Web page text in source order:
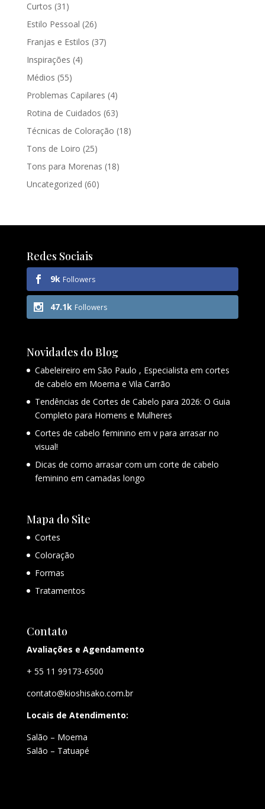
Curtos (31)
Estilo Pessoal (26)
Franjas e Estilos (37)
Inspirações (4)
Médios (55)
Problemas Capilares (4)
Rotina de Cuidados (63)
Técnicas de Coloração (18)
Tons de Loiro (25)
Tons para Morenas (18)
Uncategorized (60)
Redes Sociais
9k Followers
47.1k Followers
Novidades do Blog
Cabeleireiro em São Paulo , Especialista em cortes
de cabelo em Moema e Vila Carrão
Tendências de Cortes de Cabelo para 2026: O Guia
Completo para Homens e Mulheres
Cortes de cabelo feminino em v para arrasar no
visual!
Dicas de como arrasar com um corte de cabelo
feminino em camadas longo
Mapa do Site
Cortes
Coloração
Formas
Tratamentos
Contato
Avaliações e Agendamento
+ 55 11 99173-6500
contato@kioshisako.com.br
Locais de Atendimento:
Salão – Moema
Salão – Tatuapé